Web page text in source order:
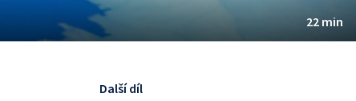
22 min
Další díl